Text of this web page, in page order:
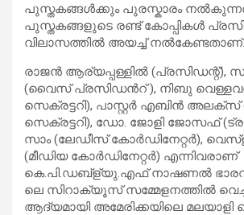
പുസ്തകങ്ങൾക്കും പുരസ്കാരം
പുസ്തകങ്ങളുടെ രണ്ട് കോപ്പികൾ
വിലാസത്തിൽ അയച്ച് നൽകേണ്ടതാണ്.
രാജന്‍ ആര്യപ്പള്ളില്‍ (പ്രസിഡന്റ്),
(വൈസ് പ്രസിഡന്‍റ് ), നിബു
സെക്രട്ടറി), പാസ്റ്റര്‍ എബിൻ അലക്സ്
സെക്രട്ടറി), ഡോ. ജോളി ജോസഫ്
സാം (ലേഡീസ് കോര്‍ഡിനേറ്റര്‍),
(മീഡിയ കോർഡിനേറ്റർ) എന്നിവരാണ്
കെ.പി.ഡബ്‌ള്യു.എഫ് നാഷണല്‍
ലെ സിറാക്യൂസ് സമ്മേളനത്തിൽ
ആദ്യമായി അമേരിക്കയിലെ